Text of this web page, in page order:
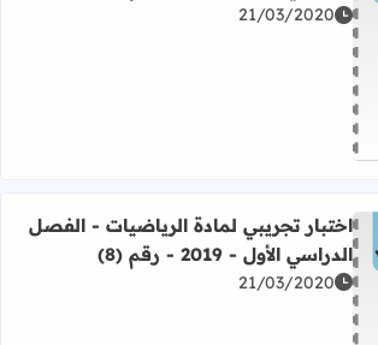
عن اختبار تجريبي لمادة الرياضيات - الفصل الدراسي الأول -
21/03/2020
عن اختبار تجريبي لمادة الرياضيات - الفصل الدراسي الأول -
اختبار تجريبي لمادة الرياضيات - الفصل
الدراسي الأول - 2019 - رقم (8)
21/03/2020